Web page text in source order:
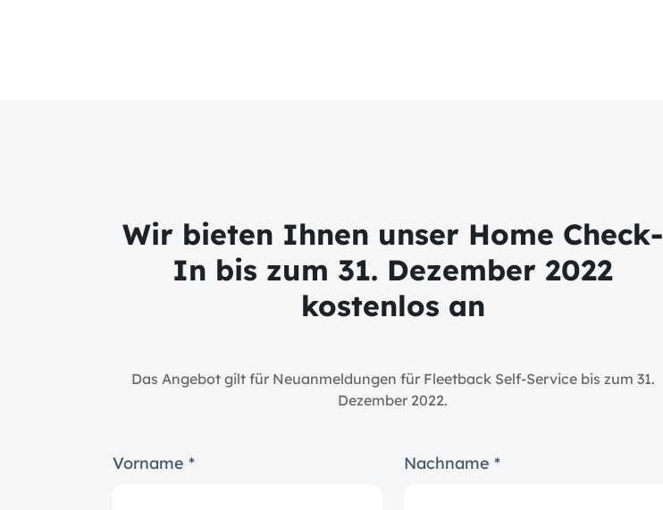
Wir bieten Ihnen unser Home Check-
In bis zum 31. Dezember 2022
kostenlos an
Das Angebot gilt für Neuanmeldungen für Fleetback Self-Service bis zum 31.
Dezember 2022.
Vorname * Nachname *